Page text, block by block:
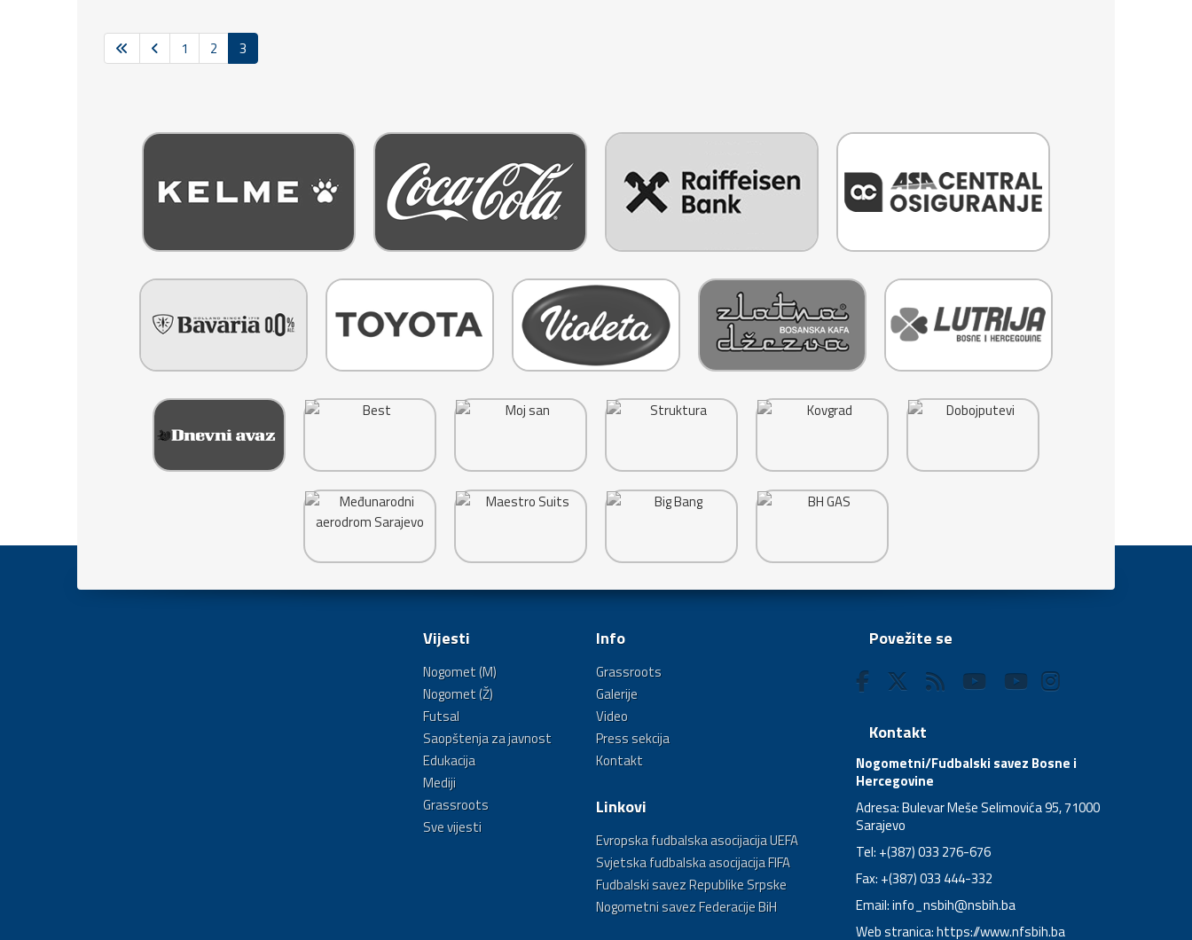
1 2 3
Vijesti
Nogomet (M)
Nogomet (Ž)
Futsal
Saopštenja za javnost
Edukacija
Mediji
Grassroots
Sve vijesti
Info
Grassroots
Galerije
Video
Press sekcija
Kontakt
Linkovi
Evropska fudbalska asocijacija UEFA
Svjetska fudbalska asocijacija FIFA
Fudbalski savez Republike Srpske
Nogometni savez Federacije BiH
Povežite se
Kontakt
Nogometni/Fudbalski savez Bosne i
Hercegovine
Adresa: Bulevar Meše Selimovića 95, 71000
Sarajevo
Tel: +(387) 033 276-676
Fax: +(387) 033 444-332
Email:info_nsbih@nsbih.ba
Web stranica: https://www.nfsbih.ba